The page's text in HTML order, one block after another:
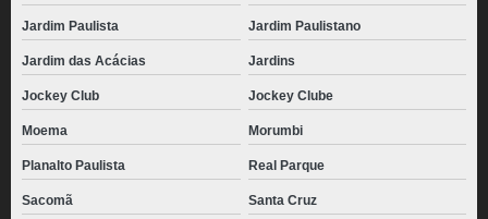
Jardim Paulista Jardim Paulistano
Jardim das Acácias Jardins
Jockey Club Jockey Clube
Moema Morumbi
Planalto Paulista Real Parque
Sacomã Santa Cruz